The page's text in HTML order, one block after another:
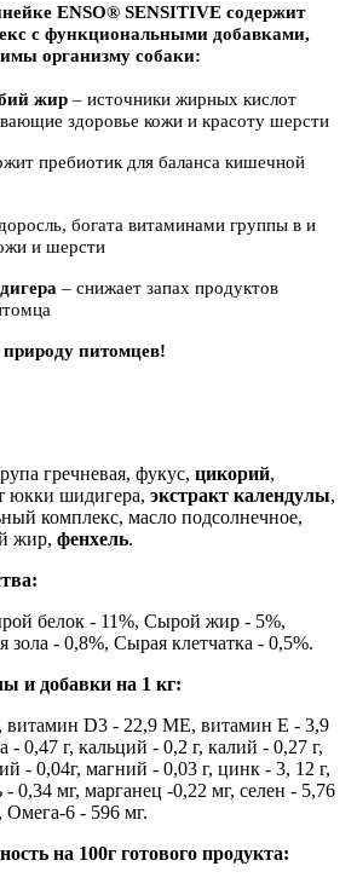
ENSO® SENSITIVE содержит
с функциональными добавками,
организму собаки:
жир – источники жирных кислот
здоровье кожи и красоту шерсти
пребиотик для баланса кишечной
богата витаминами группы в и
и шерсти
– снижает запах продуктов
питомцев!
гречневая, фукус, цикорий,
юкки шидигера, экстракт календулы,
комплекс, масло подсолнечное,
жир, фенхель.
белок - 11%, Сырой жир - 5%,
- 0,8%, Сырая клетчатка - 0,5%.
и добавки на 1 кг:
D3 - 22,9 МЕ, витамин Е - 3,9
- 0,47 г, кальций - 0,2 г, калий - 0,27 г,
- 0,04г, магний - 0,03 г, цинк - 3, 12 г,
0,34 мг, марганец -0,22 мг, селен - 5,76
Омега-6 - 596 мг.
на 100г готового продукта: